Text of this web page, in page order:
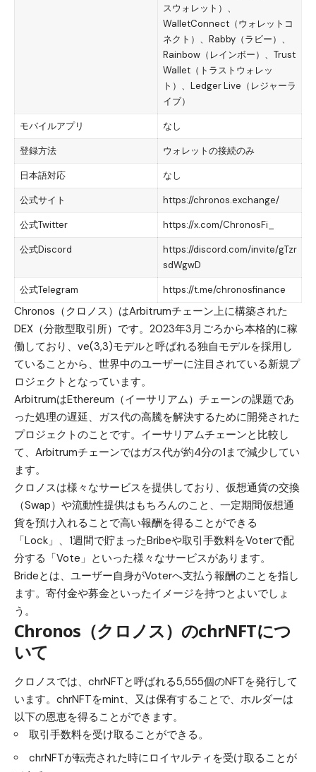
スウォレット）、
WalletConnect（ウォレットコ
ネクト）、Rabby（ラビー）、
Rainbow（レインボー）、Trust
Wallet（トラストウォレッ
ト）、Ledger Live（レジャーラ
イブ）
モバイルアプリ なし
登録方法 ウォレットの接続のみ
日本語対応 なし
公式サイト https://chronos.exchange/
公式Twitter https://x.com/ChronosFi_
公式Discord
https://discord.com/invite/gTzr
sdWgwD
公式Telegram https://t.me/chronosfinance
Chronos（クロノス）はArbitrumチェーン上に構築された
DEX（分散型取引所）です。2023年3月ごろから本格的に稼
働しており、ve(3,3)モデルと呼ばれる独自モデルを採用し
ていることから、世界中のユーザーに注目されている新規プ
ロジェクトとなっています。
ArbitrumはEthereum（イーサリアム）チェーンの課題であ
った処理の遅延、ガス代の高騰を解決するために開発された
プロジェクトのことです。イーサリアムチェーンと比較し
て、Arbitrumチェーンではガス代が約4分の1まで減少してい
ます。
クロノスは様々なサービスを提供しており、仮想通貨の交換
（Swap）や流動性提供はもちろんのこと、一定期間仮想通
貨を預け入れることで高い報酬を得ることができる
「Lock」、1週間で貯まったBribeや取引手数料をVoterで配
分する「Vote」といった様々なサービスがあります。
Brideとは、ユーザー自身がVoterへ支払う報酬のことを指し
ます。寄付金や募金といったイメージを持つとよいでしょ
う。
Chronos（クロノス）のchrNFTにつ
いて
クロノスでは、chrNFTと呼ばれる5,555個のNFTを発行して
います。chrNFTをmint、又は保有することで、ホルダーは
以下の恩恵を得ることができます。
取引手数料を受け取ることができる。
chrNFTが転売された時にロイヤルティを受け取ることが